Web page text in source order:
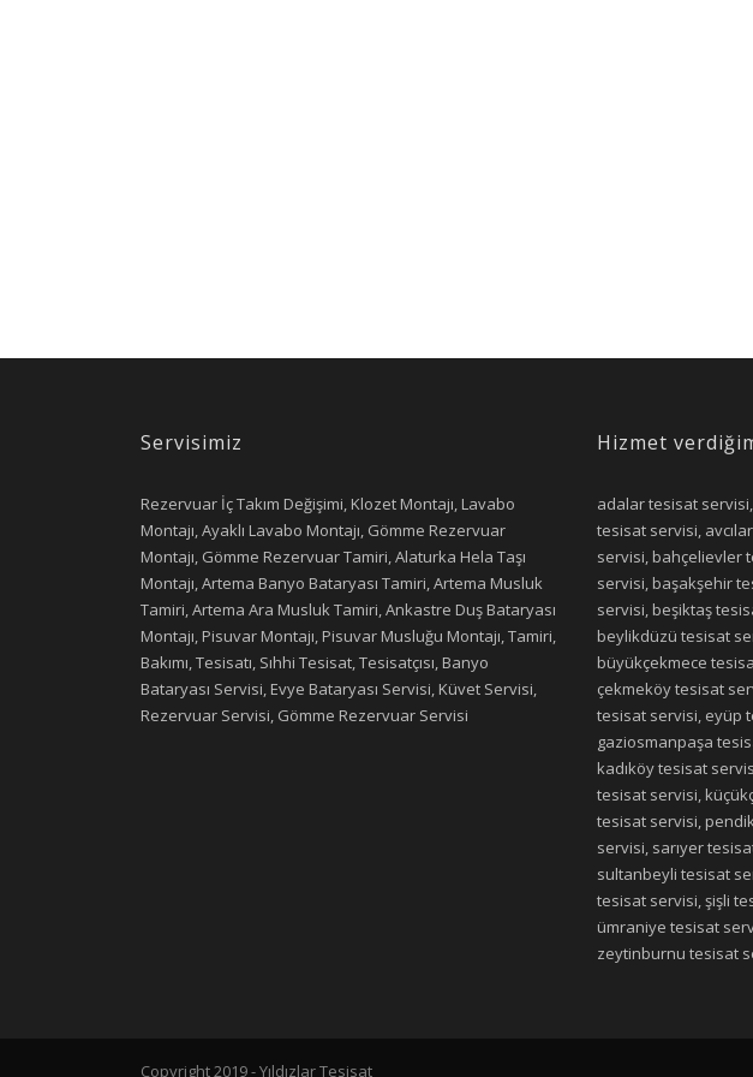
Servisimiz
Rezervuar İç Takım Değişimi, Klozet Montajı, Lavabo
Montajı, Ayaklı Lavabo Montajı, Gömme Rezervuar
Montajı, Gömme Rezervuar Tamiri, Alaturka Hela Taşı
Montajı, Artema Banyo Bataryası Tamiri, Artema Musluk
Tamiri, Artema Ara Musluk Tamiri, Ankastre Duş Bataryası
Montajı, Pisuvar Montajı, Pisuvar Musluğu Montajı, Tamiri,
Bakımı, Tesisatı, Sıhhi Tesisat, Tesisatçısı, Banyo
Bataryası Servisi, Evye Bataryası Servisi, Küvet Servisi,
Rezervuar Servisi, Gömme Rezervuar Servisi
Hizmet
adalar tesisat
tesisat servisi,
servisi, bahçelievler
servisi, başakşehir
servisi, beşiktaş
beylikdüzü tesisat
büyükçekmece
çekmeköy tesisat
tesisat servisi, eyüp
gaziosmanpaşa
kadıköy tesisat
tesisat servisi,
tesisat servisi,
servisi, sarıyer
sultanbeyli tesisat
tesisat servisi, şişli
ümraniye tesisat
zeytinburnu tesisat
Copyright 2019 - Yıldızlar Tesisat